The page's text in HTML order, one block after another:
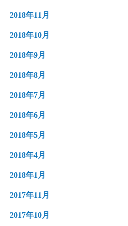
2018年11月
2018年10月
2018年9月
2018年8月
2018年7月
2018年6月
2018年5月
2018年4月
2018年1月
2017年11月
2017年10月